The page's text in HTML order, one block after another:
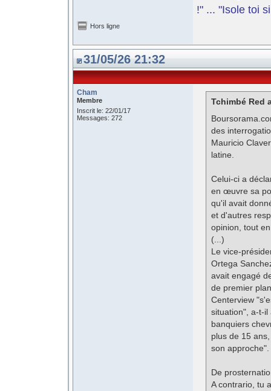
!" ... "Isole toi
Hors ligne
31/05/26 21:32
Cham
Membre
Inscrit le: 22/01/17
Messages: 272
Tchimbé Red
des
Mauricio
latine.
Celui-ci a
en œuvre sa
qu'il avait
et d'autres
opinion, tout
(...)
Le vice-
Ortega
avait engagé
de premier
Centerview
situation", a-t-il
banquiers
plus de 15
son approche".
De
A contrario, tu